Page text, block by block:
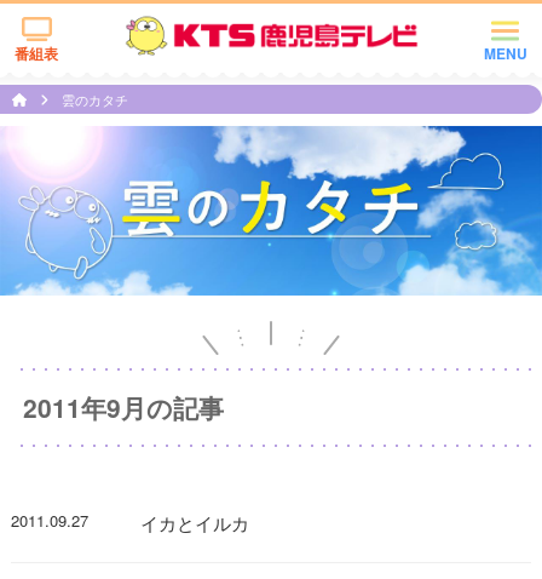
MENU
番組表
雲のカタチ
2011年9月の記事
2011.09.27 イカとイルカ